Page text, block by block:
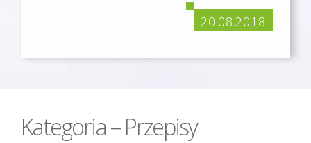
20.08.2018
Kategoria – Przepisy